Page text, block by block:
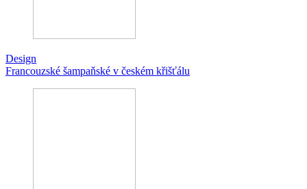
Design
Francouzské šampaňské v českém křišťálu